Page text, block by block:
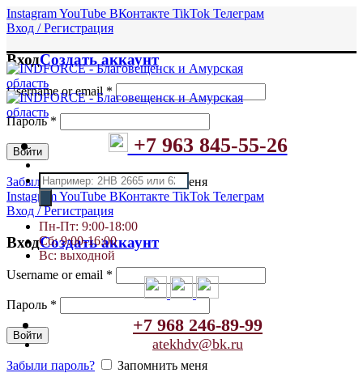
InstagramYouTube ВКонтакте TikTok Телеграм
Вход / Регистрация
ВходСоздать аккаунт
Username or email *
Пароль*
Войти
Забыли пароль?
Запомнить меня
InstagramYouTube ВКонтакте TikTok Телеграм
Вход / Регистрация
ВходСоздать аккаунт
Username or email *
Пароль *
Войти
Забыли пароль? Запомнить меня
+7 963 845-55-26
Поиск
товаров
Пн-Пт: 9:00-18:00
Сб: 9:00-16:00
Вс: выходной
+7 968 246-89-99
atekhdv@bk.ru